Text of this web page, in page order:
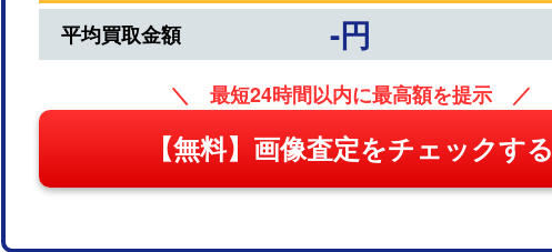
平均買取金額 -円
＼ 最短24時間以内に最高額を提示 ／
【無料】画像査定をチェックする